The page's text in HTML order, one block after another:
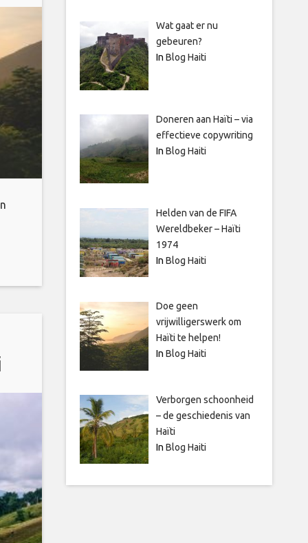
Wat gaat er nu
gebeuren?
In Blog Haiti
Doneren aan Haïti – via
effectieve copywriting
In Blog Haiti
Helden van de FIFA
Wereldbeker – Haïti
1974
In Blog Haiti
Doe geen
vrijwilligerswerk om
Haïti te helpen!
In Blog Haiti
Verborgen schoonheid
– de geschiedenis van
Haïti
In Blog Haiti